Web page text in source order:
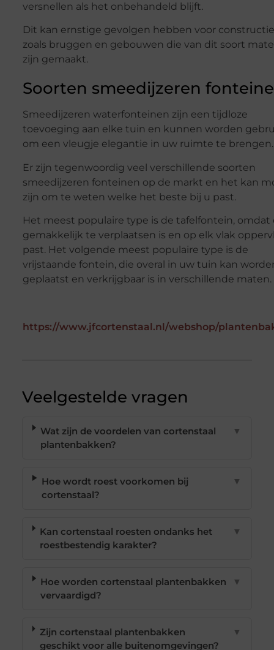
versnellen als het onbehandeld blijft.
Dit kan ernstige gevolgen hebben voor
zoals bruggen en gebouwen die van dit soort
zijn gemaakt.
Soorten smeedijzeren
Smeedijzeren waterfonteinen zijn een tijdloze
toevoeging aan elke tuin en kunnen worden
om een vleugje elegantie in uw ruimte te brengen.
Er zijn tegenwoordig veel verschillende soorten
smeedijzeren fonteinen op de markt en het kan
zijn om te weten welke het beste bij u past.
Het meest populaire type is de tafelfontein, omdat
gemakkelijk te verplaatsen is en op elk vlak
past. Het volgende meest populaire type is de
vrijstaande fontein, die overal in uw tuin kan
geplaatst en verkrijgbaar is in verschillende maten.
https://www.jfcortenstaal.nl/webshop/
Veelgestelde vragen
Wat zijn de voordelen van cortenstaal
plantenbakken?
▼
Hoe wordt roest voorkomen bij
cortenstaal?
▼
Kan cortenstaal roesten ondanks het
roestbestendig karakter?
▼
Hoe worden cortenstaal plantenbakken
vervaardigd?
▼
Zijn cortenstaal plantenbakken
geschikt voor alle buitenomgevingen?
▼